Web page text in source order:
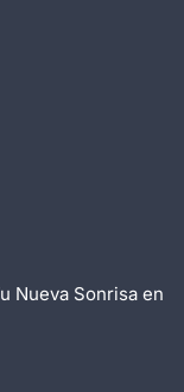
Nueva Sonrisa en